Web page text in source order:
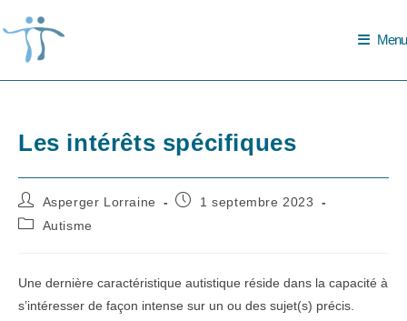
to
content
Menu
Les intérêts spécifiques
Auteur/autrice
de
la
Asperger Lorraine
Publication
1 septembre 2023
PostAutisme
Une dernière caractéristique autistique réside dans la capacité à
s’intéresser de façon intense sur un ou des sujet(s) précis.